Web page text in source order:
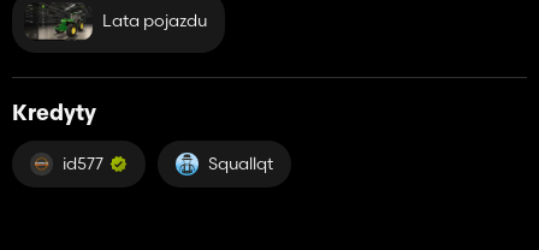
Lata pojazdu
Kredyty
id577 Squallqt